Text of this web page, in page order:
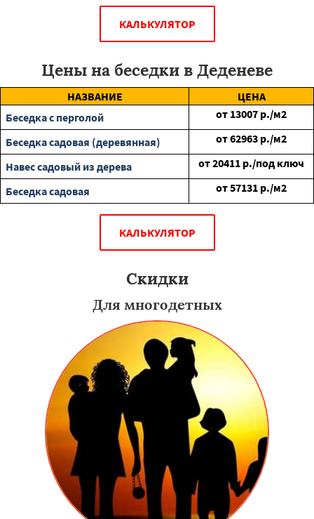
КАЛЬКУЛЯТОР
Цены на беседки в Деденеве
НАЗВАНИЕ
ЦЕНА
Беседка с перголой
от 13007 р./м2
Беседка садовая (деревянная)
от62963 р./м2
Навес садовый из дерева
от20411 р./под ключ
Беседка садовая
от57131 р./м2
КАЛЬКУЛЯТОР
Скидки
Для многодетных